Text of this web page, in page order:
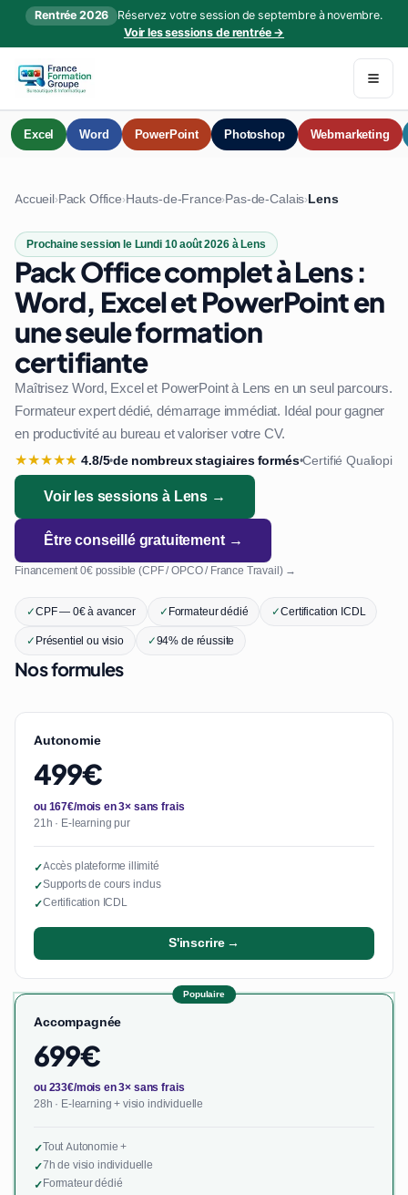
Rentrée 2026
Réservez votre session de septembre à novembre.
Voir les sessions de rentrée →
Excel Word PowerPoint Photoshop Webmarketing
Accueil›Pack Office›Hauts-de-France›Pas-de-Calais›Lens
Prochaine session le Lundi 10 août 2026 à Lens
Pack Office complet à Lens :
Word, Excel et PowerPoint en
une seule formation
certifiante
Maîtrisez Word, Excel et PowerPoint à Lens en un seul parcours.
Formateur expert dédié, démarrage immédiat. Idéal pour gagner
en productivité au bureau et valoriser votre CV.
★★★★★ 4.8/5•de nombreux stagiaires formés•Certifié Qualiopi
Voir les sessions à Lens →
Être conseillé gratuitement →
Financement 0€ possible (CPF / OPCO / France Travail) →
✓CPF — 0€ à avancer ✓Formateur dédié ✓Certification ICDL
✓Présentiel ou visio ✓94% de réussite
Nos formules
Autonomie
499€
ou 167€/mois en 3× sans frais
21h · E-learning pur
✓Accès plateforme illimité
✓Supports de cours inclus
✓Certification ICDL
S'inscrire →
Populaire
Accompagnée
699€
ou 233€/mois en 3× sans frais
28h · E-learning + visio individuelle
✓Tout Autonomie +
✓7h de visio individuelle
✓Formateur dédié